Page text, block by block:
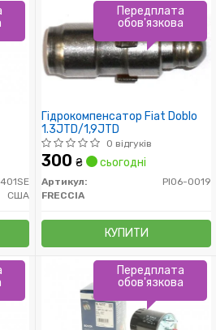
США
Гідрокомпенсатор Fiat Doblo
1.3JTD/1,9JTD
0 відгуків
300 ₴ сьогодні
Артикул:
PI06-0019
FRECCIA
КУПИТИ
Передплата
обов'язкова
Передплата
обов'язкова